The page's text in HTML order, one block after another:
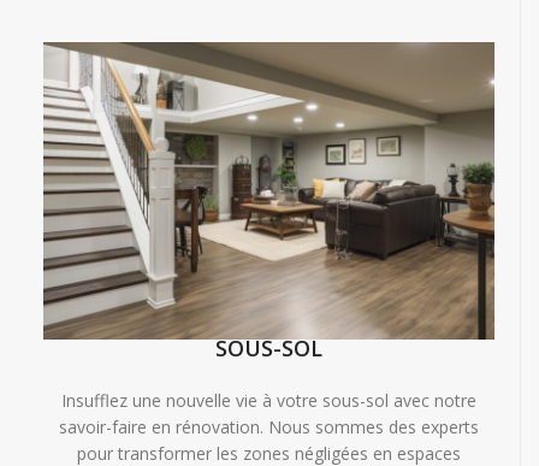
SOUS-SOL
Insufflez une nouvelle vie à votre sous-sol avec notre
savoir-faire en rénovation. Nous sommes des experts
pour transformer les zones négligées en espaces